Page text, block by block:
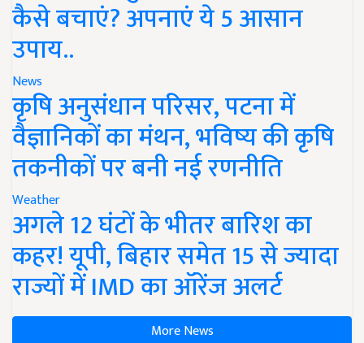
कैसे बचाएं? अपनाएं ये 5 आसान
उपाय..
News
कृषि अनुसंधान परिसर, पटना में
वैज्ञानिकों का मंथन, भविष्य की कृषि
तकनीकों पर बनी नई रणनीति
Weather
अगले 12 घंटों के भीतर बारिश का
कहर! यूपी, बिहार समेत 15 से ज्यादा
राज्यों में IMD का ऑरेंज अलर्ट
More News